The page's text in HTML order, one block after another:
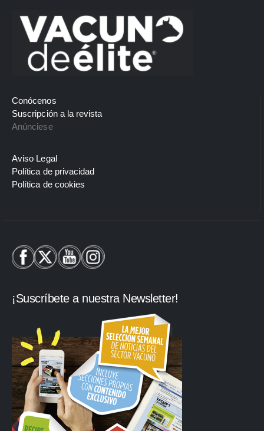
Conócenos
Suscripción a la revista
Anúnciese
Aviso Legal
Política de privacidad
Política de cookies
¡Suscríbete a nuestra Newsletter!